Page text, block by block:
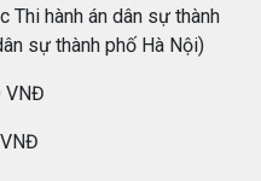
hành án dân sự thành
sự thành phố Hà Nội)
VNĐ